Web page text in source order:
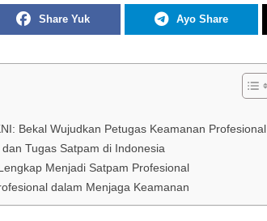
Share Yuk Ayo Share
Bekal Wujudkan Petugas Keamanan Profesional
Tugas Satpam di Indonesia
Menjadi Satpam Profesional
dalam Menjaga Keamanan